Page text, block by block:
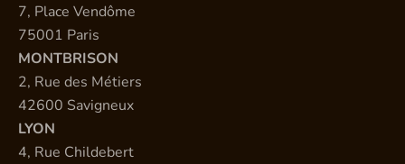
7, Place Vendôme
75001 Paris
MONTBRISON
2, Rue des Métiers
42600 Savigneux
LYON
4, Rue Childebert